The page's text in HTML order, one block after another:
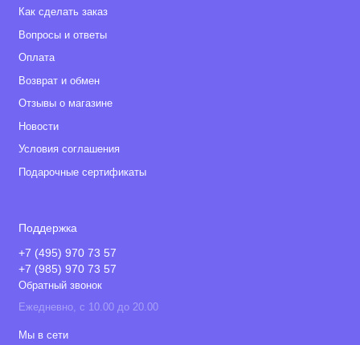
Как сделать заказ
Вопросы и ответы
Оплата
Возврат и обмен
Отзывы о магазине
Новости
Условия соглашения
Подарочные сертификаты
Поддержка
+7 (495) 970 73 57
+7 (985) 970 73 57
Обратный звонок
Ежедневно, с 10.00 до 20.00
Мы в сети